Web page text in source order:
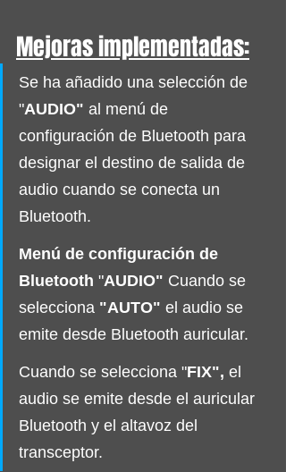
Mejoras implementadas:
Se ha añadido una selección de
"AUDIO" al menú de
configuración de Bluetooth para
designar el destino de salida de
audio cuando se conecta un
Bluetooth.
Menú de configuración de
Bluetooth "AUDIO" Cuando se
selecciona "AUTO" el audio se
emite desde Bluetooth auricular.
Cuando se selecciona "FIX", el
audio se emite desde el auricular
Bluetooth y el altavoz del
transceptor.